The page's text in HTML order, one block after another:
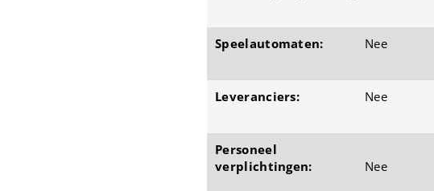
Speelautomaten: Nee
Leveranciers: Nee
Personeel
verplichtingen:
Nee